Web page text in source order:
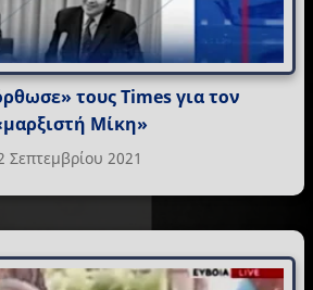
τους Times για τον
Μίκη»
Σεπτεμβρίου 2021